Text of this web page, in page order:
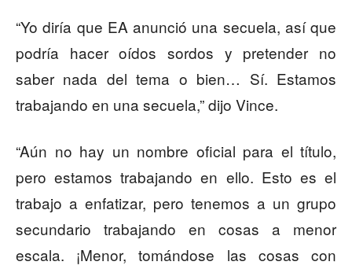
“Yo diría que EA anunció una secuela, así que
podría hacer oídos sordos y pretender no
saber nada del tema o bien… Sí. Estamos
trabajando en una secuela,” dijo Vince.
“Aún no hay un nombre oficial para el título,
pero estamos trabajando en ello. Esto es el
trabajo a enfatizar, pero tenemos a un grupo
secundario trabajando en cosas a menor
escala. ¡Menor, tomándose las cosas con